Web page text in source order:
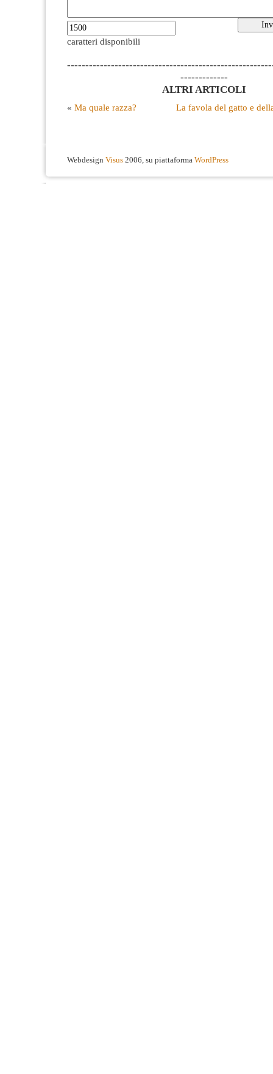
caratteri disponibili
-------------
ALTRI ARTICOLI
« Ma quale razza? La favola del gatto e
Webdesign Visus 2006, su piattaforma WordPress